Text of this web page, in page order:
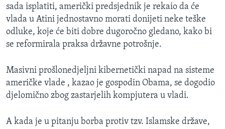
sada isplatiti, američki predsjednik je rekaio da će
vlada u Atini jednostavno morati donijeti neke teške
odluke, koje će biti dobre dugoročno gledano, kako bi
se reformirala praksa državne potrošnje.
Masivni prošlonedjeljni kibernetički napad na sisteme
američke vlade , kazao je gospodin Obama, se dogodio
djelomično zbog zastarjelih kompjutera u vladi.
A kada je u pitanju borba protiv tzv. Islamske države,